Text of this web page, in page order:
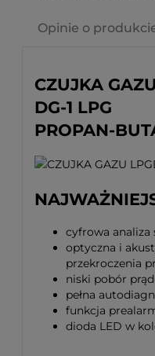
Opinie o
CZUJKA
DG-1 LPG
PROPAN-
cyfrowa analiza
optyczna i
przekroczenia
niski pobór
pełna
funkcja
dioda LED w